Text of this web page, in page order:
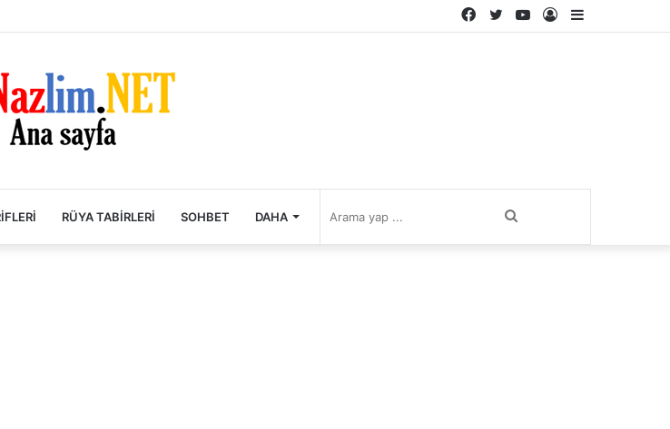
Kenar
Kayıt
YouTube
Twitter
Facebook
RÜYA TABIRLERI SOHBET DAHA